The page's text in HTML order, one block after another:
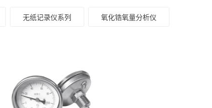
无纸记录仪系列 氧化锆氧量分析仪